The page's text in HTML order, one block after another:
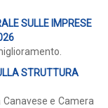
SULLE IMPRESE
STRUTTURA
e Camera